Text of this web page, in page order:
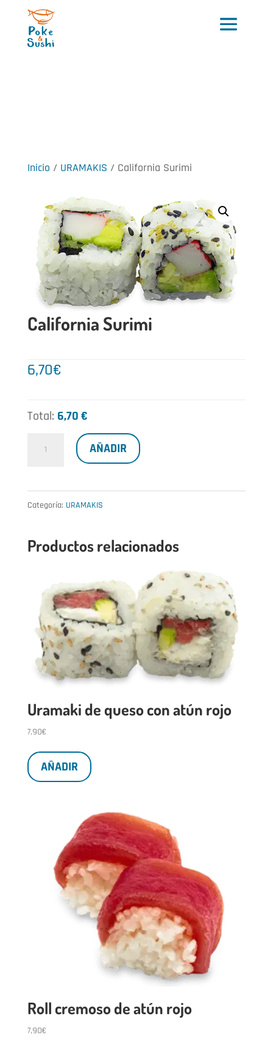
Inicio / URAMAKIS / California Surimi
California Surimi
6,70€
Total: 6,70 €
AÑADIR
Categoría: URAMAKIS
Productos relacionados
Uramaki de queso con atún rojo
7,90€
AÑADIR
Roll cremoso de atún rojo
7,90€